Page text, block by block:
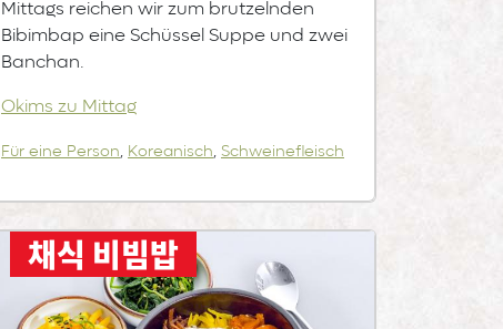
Mittags reichen wir zum brutzelnden
Bibimbap eine Schüssel Suppe und zwei
Banchan.
Okims zu Mittag
Für eine Person, Koreanisch, Schweinefleisch
채식 비빔밥